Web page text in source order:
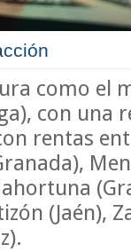
como el
con una
rentas
(Jaén),